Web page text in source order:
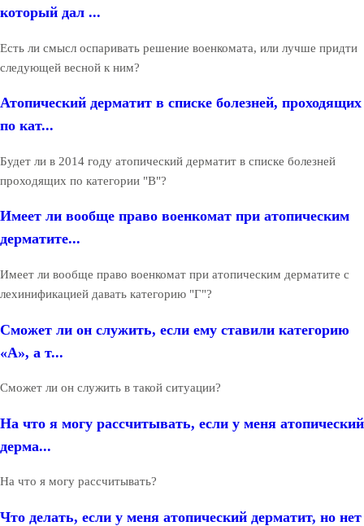
который дал ...
Есть ли смысл оспаривать решение военкомата, или лучше придти
следующей весной к ним?
Атопический дерматит в списке болезней, проходящих
по кат...
Будет ли в 2014 году атопический дерматит в списке болезней
проходящих по категории "В"?
Имеет ли вообще право военкомат при атопическим
дерматите...
Имеет ли вообще право военкомат при атопическим дерматите с
лехинификацией давать категорию "Г"?
Сможет ли он служить, если ему ставили категорию
«А», а т...
Сможет ли он служить в такой ситуации?
На что я могу рассчитывать, если у меня атопический
дерма...
На что я могу рассчитывать?
Что делать, если у меня атопический дерматит, но нет